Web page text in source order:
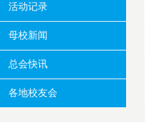
活动记录
母校新闻
总会快讯
各地校友会